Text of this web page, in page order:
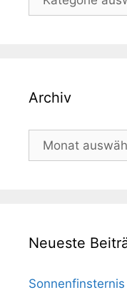
Archiv
Archiv
Neueste